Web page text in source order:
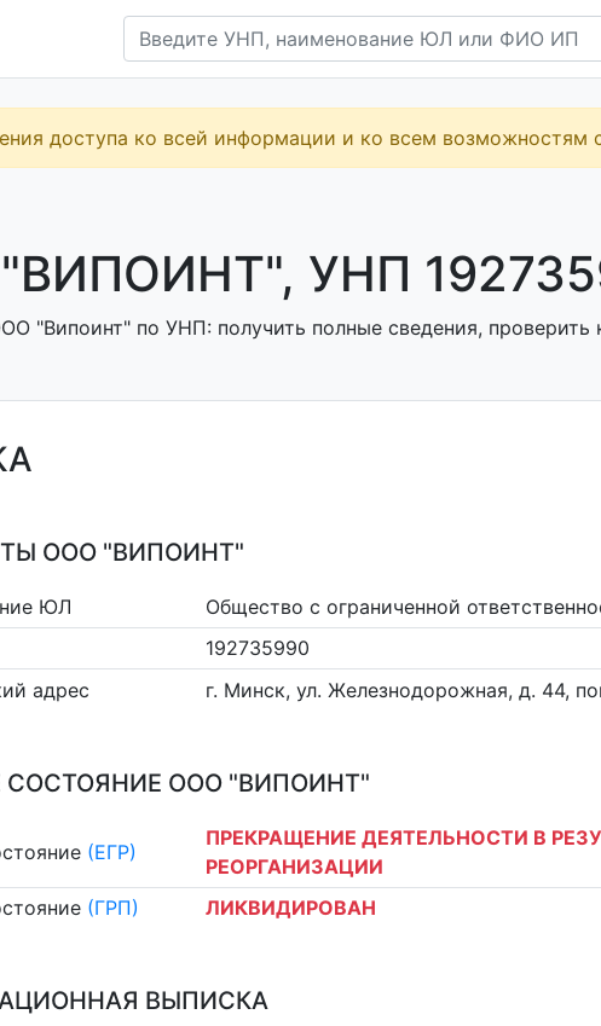
доступа ко всей информации и ко всем возможностям
УНП
"Випоинт" по УНП: получить полные сведения, проверить
ООО "ВИПОИНТ"
ЮЛ
Общество с ограниченной
192735990
адрес
г. Минск, ул. Железнодорожная, д. 44,
СОСТОЯНИЕ ООО "ВИПОИНТ"
(ЕГР)
ПРЕКРАЩЕНИЕ ДЕЯТЕЛЬНОСТИ В
РЕОРГАНИЗАЦИИ
(ГРП) ЛИКВИДИРОВАН
ВЫПИСКА